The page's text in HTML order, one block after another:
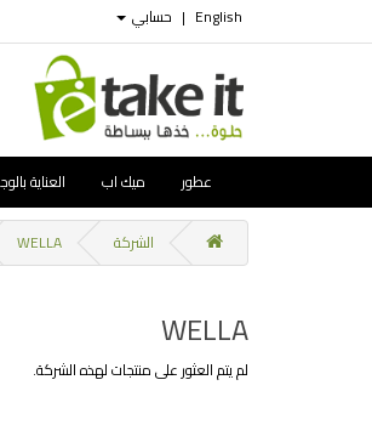
English
| حسابي
عطور ميك اب العناية
الشركة WELLA
WELLA
لم يتم العثور على منتجات لهذه الشركة.